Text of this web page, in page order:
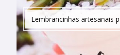
Lembrancinhas artesanais